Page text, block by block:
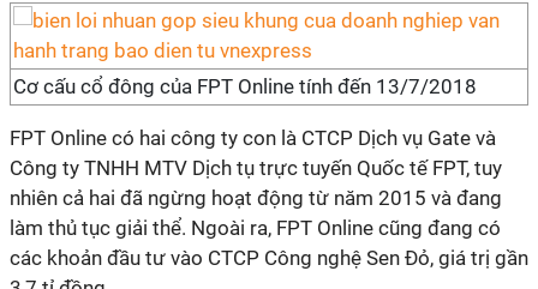
Cơ cấu cổ đông của FPT Online tính đến 13/7/2018
FPT Online có hai công ty con là CTCP Dịch vụ Gate và
Công ty TNHH MTV Dịch tụ trực tuyến Quốc tế FPT, tuy
nhiên cả hai đã ngừng hoạt động từ năm 2015 và đang
làm thủ tục giải thể. Ngoài ra, FPT Online cũng đang có
các khoản đầu tư vào CTCP Công nghệ Sen Đỏ, giá trị gần